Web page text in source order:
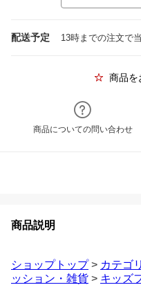
配送予定 13時までの注文で
商品を
商品についての問い合わせ
商品説明
ショップトップ> カテゴ
ッション・雑貨 > キッズ